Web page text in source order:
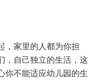
，家里的人都为你担
，自己独立的生活，这
你不能适应幼儿园的生